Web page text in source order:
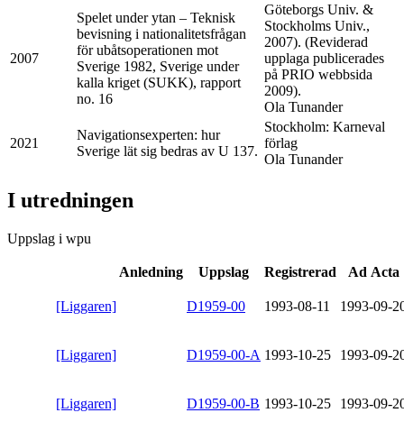
2007
Spelet under ytan – Teknisk
bevisning i nationalitetsfrågan
för ubåtsoperationen mot
Sverige 1982, Sverige under
kalla kriget (SUKK), rapport
no. 16
Göteborgs Univ. &
Stockholms Univ.,
2007). (Reviderad
upplaga publicerades
på PRIO webbsida
2009).
Ola Tunander
2021
Navigationsexperten: hur
Sverige lät sig bedras av U 137.
Stockholm: Karneval
förlag
Ola Tunander
I utredningen
Uppslag i wpu
Anledning Uppslag Registrerad Ad Acta
[Liggaren] D1959-00 1993-08-11 1993-09-
[Liggaren] D1959-00-A 1993-10-25 1993-09-
[Liggaren] D1959-00-B 1993-10-25 1993-09-